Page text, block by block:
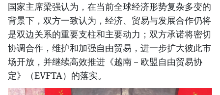
国家主席梁强认为，在当前全球经济形势复杂多变的
背景下，双方一致认为，经济、贸易与发展合作仍将
是双边关系的重要支柱和主要动力；双方承诺将密切
协调合作，维护和加强自由贸易，进一步扩大彼此市
场开放，并继续高效推进《越南－欧盟自由贸易协
定》（EVFTA）的落实。